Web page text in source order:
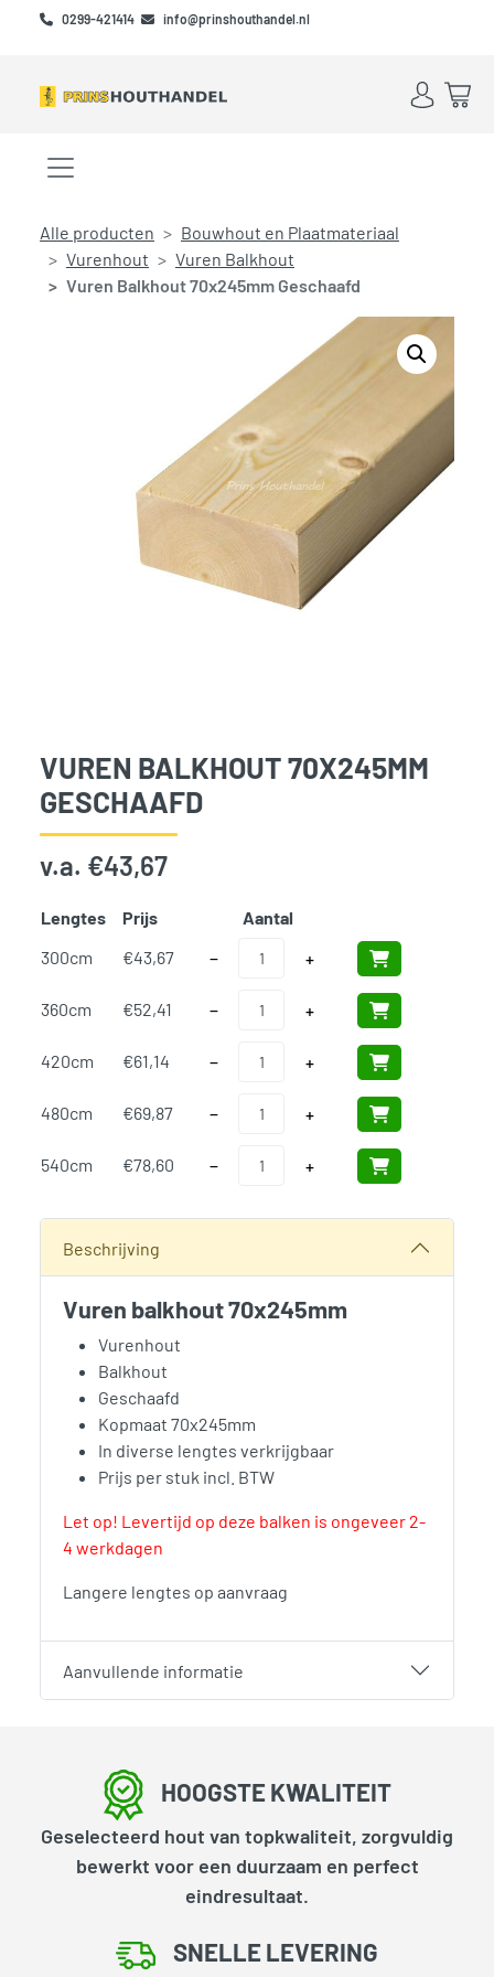
Skip to main content
Skip to footer
0299-421414 info@prinshouthandel.nl
Account
Menu openen/sluiten
Alle producten
Bouwhout en Plaatmateriaal
Vurenhout
Vuren Balkhout
Vuren Balkhout 70x245mm Geschaafd
VUREN BALKHOUT 70X245MM
GESCHAAFD
v.a. €43,67
Lengtes Prijs Aantal
300cm
€43,67 −
Vuren Balkhout 70x245mm Geschaafd
+
360cm €52,41 −
Vuren Balkhout 70x245mm Geschaafd
+
420cm €61,14 −
Vuren Balkhout 70x245mm Geschaafd
+
480cm €69,87 −
Vuren Balkhout 70x245mm Geschaafd
+
540cm €78,60 −
Vuren Balkhout 70x245mm Geschaafd
+
Beschrijving
Vuren balkhout 70x245mm
Vurenhout
Balkhout
Geschaafd
Kopmaat 70x245mm
In diverse lengtes verkrijgbaar
Prijs per stuk incl. BTW
Let op! Levertijd op deze balken is ongeveer 2-
4 werkdagen
Langere lengtes op aanvraag
Aanvullende informatie
HOOGSTE KWALITEIT
Geselecteerd hout van topkwaliteit, zorgvuldig
bewerkt voor een duurzaam en perfect
eindresultaat.
SNELLE LEVERING